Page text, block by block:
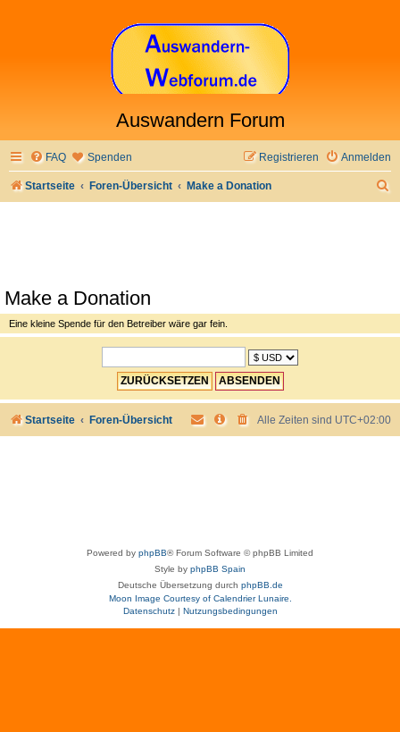
Auswandern Forum
FAQ Spenden Anmelden
Registrieren
Startseite Foren-Übersicht Make a Donation
Make a Donation
Eine kleine Spende für den Betreiber wäre gar fein.
Startseite Foren-Übersicht Alle Zeiten sind UTC+02:00
Powered by phpBB® Forum Software © phpBB Limited
Style by phpBB Spain
Deutsche Übersetzung durch phpBB.de
Moon Image Courtesy of Calendrier Lunaire.
Datenschutz| Nutzungsbedingungen